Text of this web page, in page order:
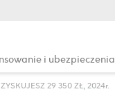
i ubezpieczenia
29 350 ZŁ, 2024r.